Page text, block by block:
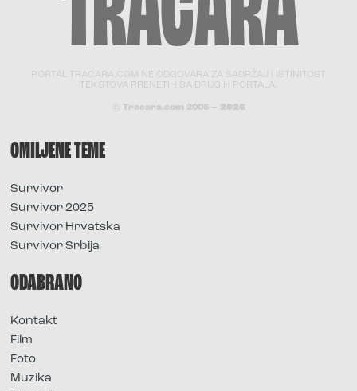
PORTAL TRACARA.COM NE ODGOVARA ZA SADRŽAJ I ISTINITOST
TEKSTOVA PRENETIH SA DRUGIH PORTALA.
© Tracara.com 2008 – 2026
OMILJENE TEME
Survivor
Survivor 2025
Survivor Hrvatska
Survivor Srbija
ODABRANO
Kontakt
Film
Foto
Muzika